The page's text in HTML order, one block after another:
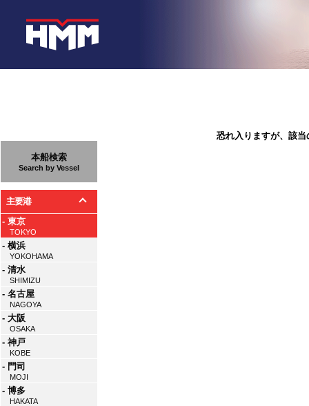
本船検索
Search by Vessel
主要港
- 東京
TOKYO
- 横浜
YOKOHAMA
- 清水
SHIMIZU
- 名古屋
NAGOYA
- 大阪
OSAKA
- 神戸
KOBE
- 門司
MOJI
- 博多
HAKATA
恐れ入りますが、該